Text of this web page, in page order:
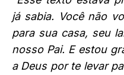
já sabia. Você não
para sua casa, seu
nosso Pai. E estou
a Deus por te levar